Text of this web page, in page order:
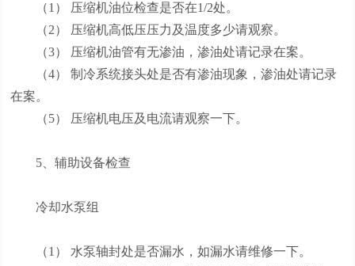
（1） 压缩机油位检查是否在1/2处。
（2） 压缩机高低压压力及温度多少请观察。
（3） 压缩机油管有无渗油，渗油处请记录在案。
（4） 制冷系统接头处是否有渗油现象，渗油处请记录
在案。
（5） 压缩机电压及电流请观察一下。
5、辅助设备检查
冷却水泵组
（1） 水泵轴封处是否漏水，如漏水请维修一下。